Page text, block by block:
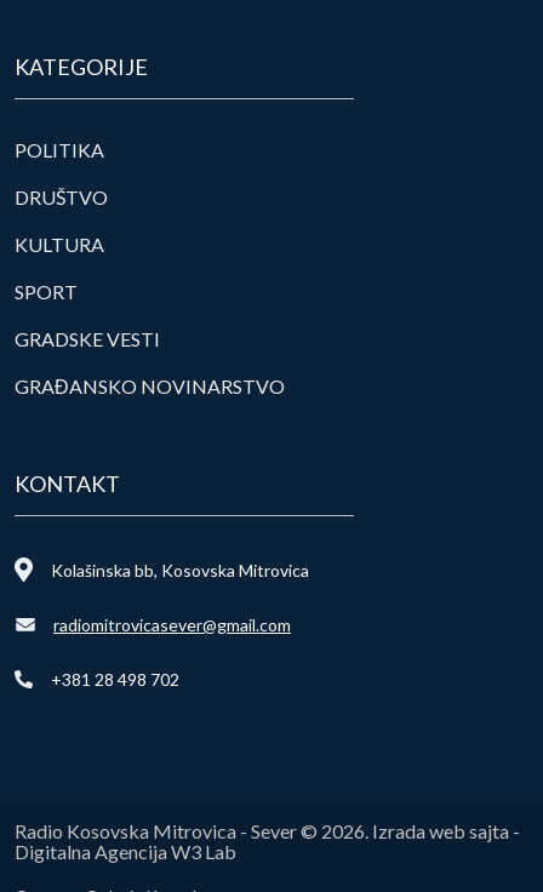
KATEGORIJE
POLITIKA
DRUŠTVO
KULTURA
SPORT
GRADSKE VESTI
GRAĐANSKO NOVINARSTVO
KONTAKT
Kolašinska bb, Kosovska Mitrovica
radiomitrovicasever@gmail.com
+381 28 498 702
Radio Kosovska Mitrovica - Sever © 2026. Izrada web sajta -
Digitalna Agencija W3 Lab